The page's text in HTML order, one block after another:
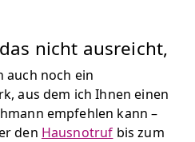
nicht ausreicht,
auch noch ein
aus dem ich Ihnen einen
empfehlen kann –
den Hausnotruf bis zum